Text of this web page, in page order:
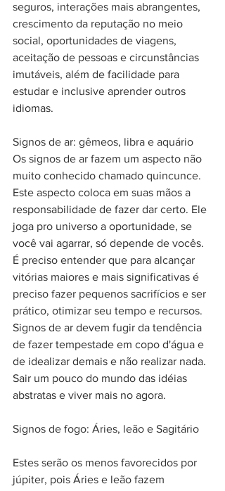
seguros, interações mais abrangentes,
crescimento da reputação no meio
social, oportunidades de viagens,
aceitação de pessoas e circunstâncias
imutáveis, além de facilidade para
estudar e inclusive aprender outros
idiomas.
Signos de ar: gêmeos, libra e aquário
Os signos de ar fazem um aspecto não
muito conhecido chamado quincunce.
Este aspecto coloca em suas mãos a
responsabilidade de fazer dar certo. Ele
joga pro universo a oportunidade, se
você vai agarrar, só depende de vocês.
É preciso entender que para alcançar
vitórias maiores e mais significativas é
preciso fazer pequenos sacrifícios e ser
prático, otimizar seu tempo e recursos.
Signos de ar devem fugir da tendência
de fazer tempestade em copo d'água e
de idealizar demais e não realizar nada.
Sair um pouco do mundo das idéias
abstratas e viver mais no agora.
Signos de fogo: Áries, leão e Sagitário
Estes serão os menos favorecidos por
júpiter, pois Áries e leão fazem